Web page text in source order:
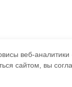
веб-
сайтом, вы